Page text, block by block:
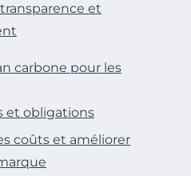
et
carbone pour les
et obligations
coûts et améliorer